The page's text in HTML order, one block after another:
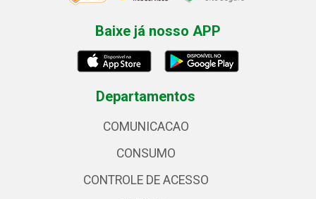
Baixe já nosso APP
Departamentos
COMUNICACAO
CONSUMO
CONTROLE DE ACESSO